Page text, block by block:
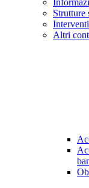
Strutture
Altri